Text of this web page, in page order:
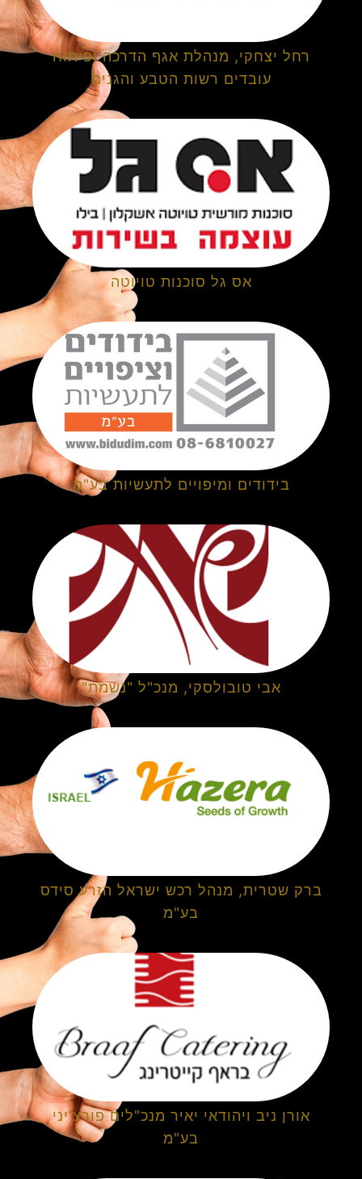
רחל יצחקי, מנהלת אגף הדרכה ופיתוח
עובדים רשות הטבע והגנים
אס גל סוכנות טויוטה
בידודים ומיפויים לתעשיות בע"מ
אבי טובולסקי, מנכ"ל "נשמת"
ברק שטרית, מנהל רכש ישראל הזרע סידס
בע"מ
אורן ניב ויהודאי יאיר מנכ"לים פורצ'יני
בע"מ